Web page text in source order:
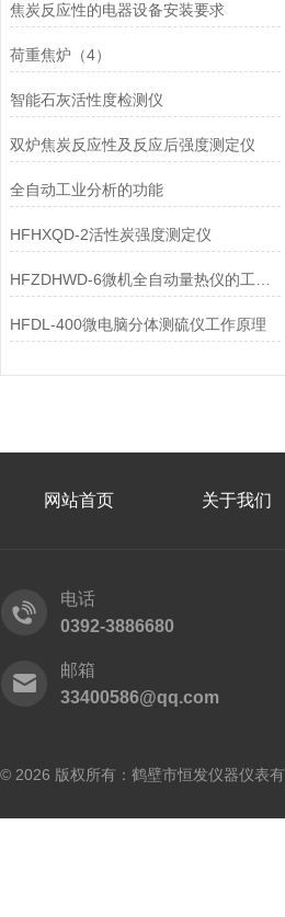
焦炭反应性的电器设备安装要求
荷重焦炉（4）
智能石灰活性度检测仪
双炉焦炭反应性及反应后强度测定仪
全自动工业分析的功能
HFHXQD-2活性炭强度测定仪
HFDL-400微电脑分体测硫仪工作原理
网站首页 关于我们
电话
0392-3886680
邮箱
33400586@qq.com
© 2026 版权所有：鹤壁市恒发仪器仪表